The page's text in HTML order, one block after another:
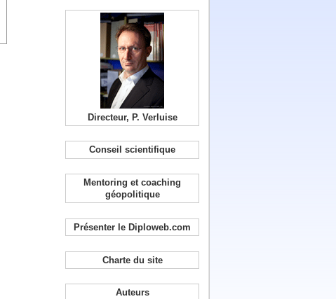
Directeur, P. Verluise
Conseil scientifique
Mentoring et coaching
géopolitique
Présenter le Diploweb.com
Charte du site
Auteurs